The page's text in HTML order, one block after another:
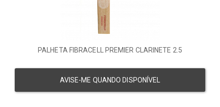
PALHETA FIBRACELL PREMIER CLARINETE 2.5
AVISE-ME QUANDO DISPONÍVEL